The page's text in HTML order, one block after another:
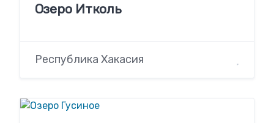
Озеро Итколь
Республика Хакасия